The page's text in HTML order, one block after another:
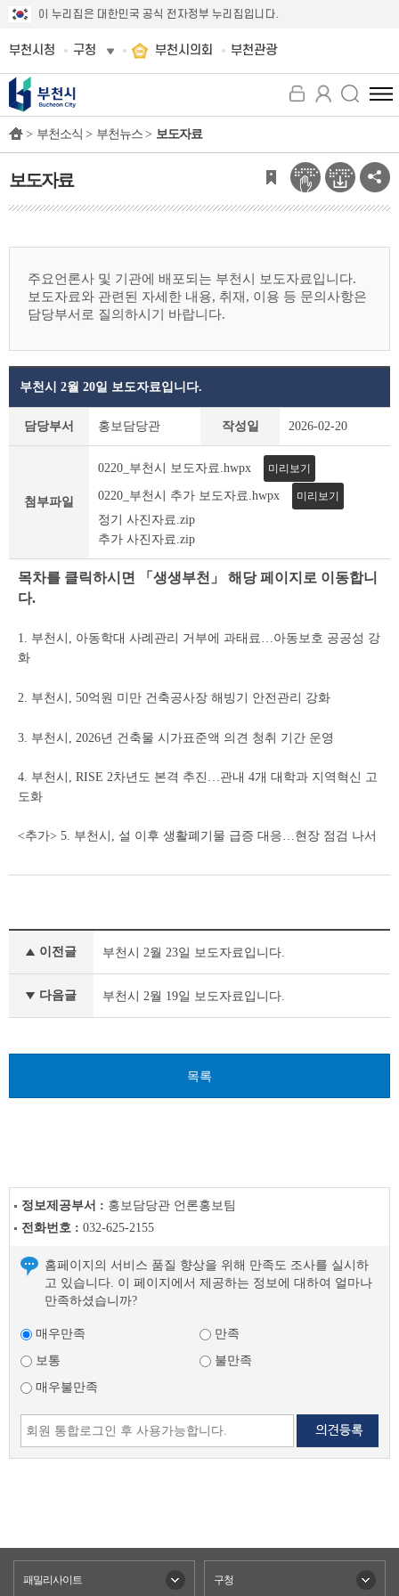
이 누리집은 대한민국 공식 전자정부 누리집입니다.
부천시청 구청 부천시의회 부천관광
전
체
뉴
보
기
> 부천소식 > 부천뉴스 > 보도자료
보도자료
주요언론사 및 기관에 배포되는 부천시 보도자료입니다.
보도자료와 관련된 자세한 내용, 취재, 이용 등 문의사항은
담당부서로 질의하시기 바랍니다.
테
이
블
부천시 2월 20일 보도자료입니다.
담당부서 홍보담당관 작성일 2026-02-20
첨부파일
0220_부천시 보도자료.hwpx 미리보기
0220_부천시 추가 보도자료.hwpx 미리보기
정기 사진자료.zip
추가 사진자료.zip
목차를 클릭하시면 「생생부천」 해당 페이지로 이동합니
다.
1. 부천시, 아동학대 사례관리 거부에 과태료…아동보호 공공성 강
화
2. 부천시, 50억원 미만 건축공사장 해빙기 안전관리 강화
3. 부천시, 2026년 건축물 시가표준액 의견 청취 기간 운영
4. 부천시, RISE 2차년도 본격 추진…관내 4개 대학과 지역혁신 고
도화
<추가> 5. 부천시, 설 이후 생활폐기물 급증 대응…현장 점검 나서
자
글
이전글 부천시 2월 23일 보도자료입니다.
다음글 부천시 2월 19일 보도자료입니다.
목록
정보제공부서 : 홍보담당관 언론홍보팀
전화번호 : 032-625-2155
홈페이지의 서비스 품질 향상을 위해 만족도 조사를 실시하
고 있습니다. 이 페이지에서 제공하는 정보에 대하여 얼마나
만족하셨습니까?
매우만족
만족
보통
불만족
매우불만족
패밀리사이트 구청